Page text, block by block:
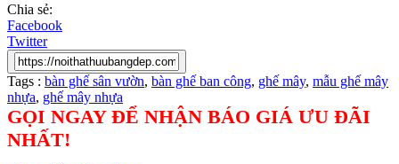
Chia sẻ:
Facebook
Twitter
Tags : bàn ghế sân vườn, bàn ghế ban công, ghế mây, mẫu ghế mây
nhựa, ghế mây nhựa
GỌI NGAY ĐỂ NHẬN BÁO GIÁ ƯU ĐÃI
NHẤT!